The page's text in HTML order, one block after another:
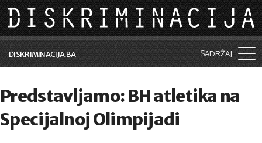
Skip to main content
DISKRIMINACIJA.BA SADRŽAJ
Vijesti i događaji
Aktuelne teme
Predstavljamo: BH atletika na
Specijalnoj Olimpijadi